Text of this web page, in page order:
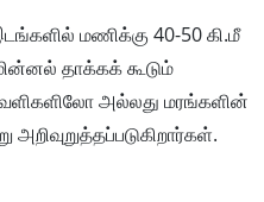
மணிக்கு 40-50 கி.மீ
தாக்கக் கூடும்
அல்லது மரங்களின்
அறிவுறுத்தப்படுகிறார்கள்.